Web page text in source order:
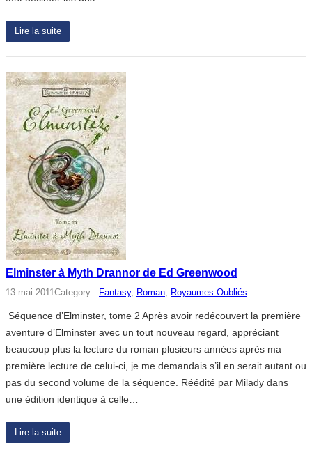
Lire la suite
Elminster à Myth Drannor de Ed Greenwood
13 mai 2011 Category : Fantasy, Roman Royaumes Oubliés
Séquence d’Elminster, tome 2 Après avoir redécouvert la première
aventure d’Elminster avec un tout nouveau regard, appréciant
beaucoup plus la lecture du roman plusieurs années après ma
première lecture de celui-ci, je me demandais s’il en serait autant ou
pas du second volume de la séquence. Réédité par Milady dans
une édition identique à celle…
Lire la suite